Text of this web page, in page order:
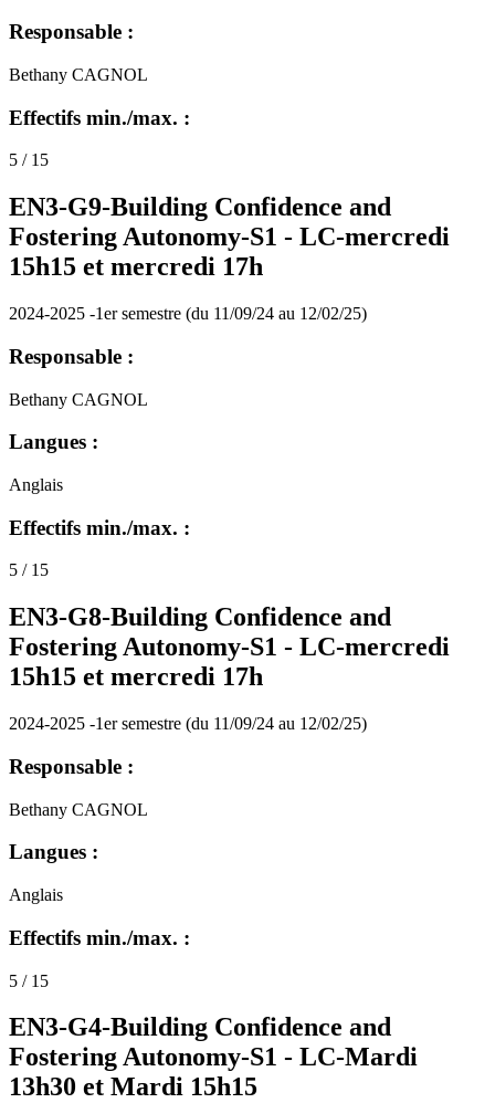
Responsable :
Bethany CAGNOL
Effectifs min./max. :
5 / 15
EN3-G9-Building Confidence and
Fostering Autonomy-S1 - LC-mercredi
15h15 et mercredi 17h
2024-2025 -1er semestre (du 11/09/24 au 12/02/25)
Responsable :
Bethany CAGNOL
Langues :
Anglais
Effectifs min./max. :
5 / 15
EN3-G8-Building Confidence and
Fostering Autonomy-S1 - LC-mercredi
15h15 et mercredi 17h
2024-2025 -1er semestre (du 11/09/24 au 12/02/25)
Responsable :
Bethany CAGNOL
Langues :
Anglais
Effectifs min./max. :
5 / 15
EN3-G4-Building Confidence and
Fostering Autonomy-S1 - LC-Mardi
13h30 et Mardi 15h15